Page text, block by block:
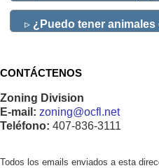
▹ ¿Puedo tener
CONTÁCTENOS
Zoning Division
E-mail: zoning@ocfl.net
Teléfono: 407-836-3111
Todos los emails enviados a esta